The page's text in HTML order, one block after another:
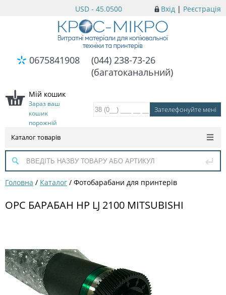
Вхід | Реєстрація
USD - 45.0500
0675841908
(044) 238-73-26
(багатоканальний)
Мій кошик
Зараз ваш
кошик
порожній
Каталог товарів
Головна / Каталог / Фотобарабани для принтерів
OPC БАРАБАН HP LJ 2100 MITSUBISHI